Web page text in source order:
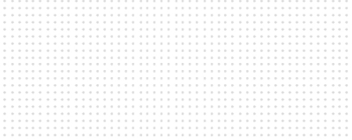
FESTIVALER & MARKNADER
Not your average festival site. Tillsammans med
Fållan, Bar15 och Fållan Park kan ikoniska
Förbindelsehallen stå värd för festivaler för upp till
5000 personer. Förbindelsehallen är regnsäker,
brutalt snygg och unik i sitt slag.